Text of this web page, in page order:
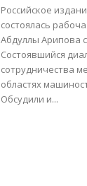
Российское
состоялась
Абдуллы Арипова
Состоявшийся
сотрудничества
областях
Обсудили и...